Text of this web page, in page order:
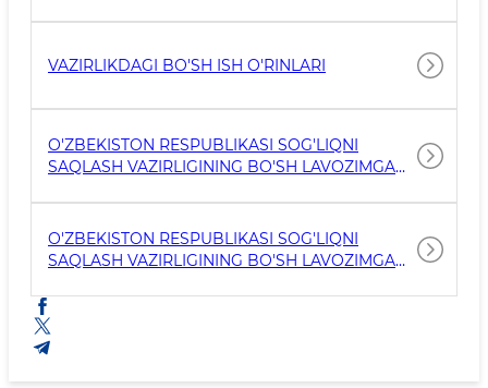
VAZIRLIKDAGI BO'SH ISH O'RINLARI
O'ZBEKISTON RESPUBLIKASI SOG'LIQNI
SAQLASH VAZIRLIGINING BO'SH LAVOZIMGA
O'ZBEKISTON RESPUBLIKASI SOG'LIQNI
SAQLASH VAZIRLIGINING BO'SH LAVOZIMGA